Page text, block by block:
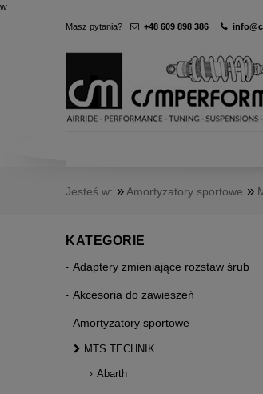
w
Masz pytania? +48 609 898 386
Jesteś w: »Amortyzatory sportowe »
KATEGORIE
Adaptery zmieniające rozstaw śrub
Akcesoria do zawieszeń
Amortyzatory sportowe
MTS TECHNIK
Abarth